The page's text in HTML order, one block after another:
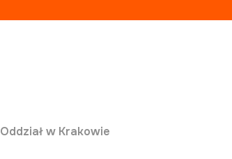
Oddział w Krakowie